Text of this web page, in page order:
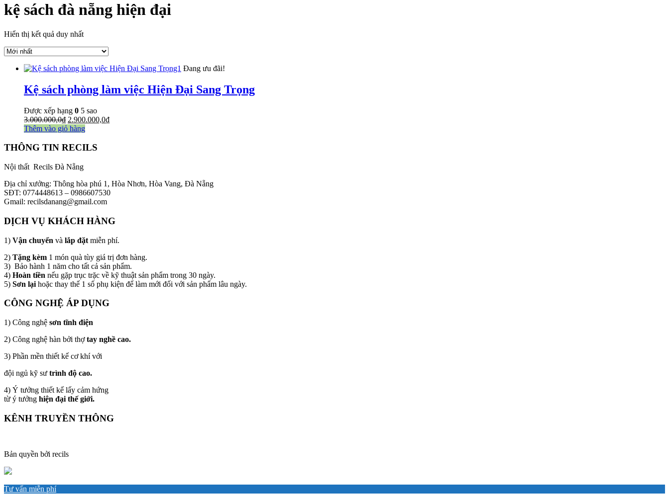
kệ sách đà nẵng hiện đại
Hiển thị kết quả duy nhất
Đang ưu đãi!
Kệ sách phòng làm việc Hiện Đại Sang Trọng
Được xếp hạng 0 5 sao
3.000.000,0₫ Giá
gốc
3.000.000,0₫.
2.900.000,0₫Giá
Thêm vào giỏ hàng
THÔNG TIN RECILS
Nội thất Recils Đà Nẵng
Địa chỉ xưởng: Thông hòa phú 1, Hòa Nhơn, Hòa Vang, Đà Nẵng
SĐT: 0774448613 – 0986607530
Gmail: recilsdanang@gmail.com
DỊCH VỤ KHÁCH HÀNG
1) Vận chuyển và lắp đặt miễn phí.
2) Tặng kèm 1 món quà tùy giá trị đơn hàng.
3) Bảo hành 1 năm cho tất cả sản phẩm.
4) Hoàn tiền nếu gặp trục trặc về kỹ thuật sản phẩm trong 30 ngày.
5) Sơn lại hoặc thay thế 1 số phụ kiện để làm mới đối với sản phẩm lâu ngày.
CÔNG NGHỆ ÁP DỤNG
1) Công nghệ sơn tĩnh điện
2) Công nghệ hàn bởi thợtay nghề cao.
3) Phần mền thiết kế cơ khí với
đội ngủ kỹ sư trình độ cao.
4) Ý tưởng thiết kế lấy cảm hứng
từ ý tưởng hiện đại thế giới.
KÊNH TRUYỀN THÔNG
Bản quyền bởi recils
Tư vấn miễn phí